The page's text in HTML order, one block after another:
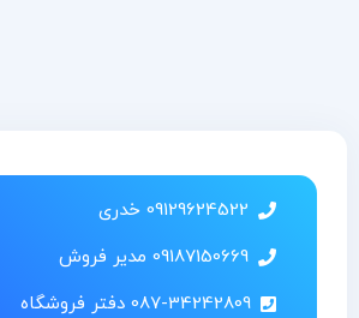
09129624522 خدری
09187150669 مدیر فروش
087-34242809 دفتر فروشگاه